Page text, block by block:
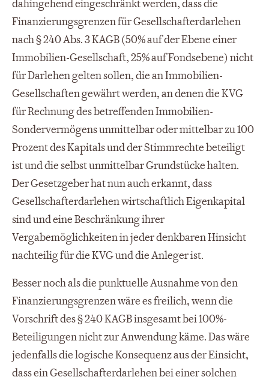
dahingehend eingeschränkt werden, dass die
Finanzierungsgrenzen für Gesellschafterdarlehen
nach § 240 Abs. 3 KAGB (50% auf der Ebene einer
Immobilien-Gesellschaft, 25% auf Fondsebene) nicht
für Darlehen gelten sollen, die an Immobilien-
Gesellschaften gewährt werden, an denen die KVG
für Rechnung des betreffenden Immobilien-
Sondervermögens unmittelbar oder mittelbar zu 100
Prozent des Kapitals und der Stimmrechte beteiligt
ist und die selbst unmittelbar Grundstücke halten.
Der Gesetzgeber hat nun auch erkannt, dass
Gesellschafterdarlehen wirtschaftlich Eigenkapital
sind und eine Beschränkung ihrer
Vergabemöglichkeiten in jeder denkbaren Hinsicht
nachteilig für die KVG und die Anleger ist.
Besser noch als die punktuelle Ausnahme von den
Finanzierungsgrenzen wäre es freilich, wenn die
Vorschrift des § 240 KAGB insgesamt bei 100%-
Beteiligungen nicht zur Anwendung käme. Das wäre
jedenfalls die logische Konsequenz aus der Einsicht,
dass ein Gesellschafterdarlehen bei einer solchen